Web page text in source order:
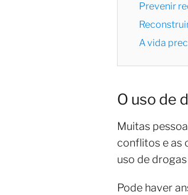
Prevenir
A vida
O uso de
Muitas
conflitos e as
uso de
Pode haver